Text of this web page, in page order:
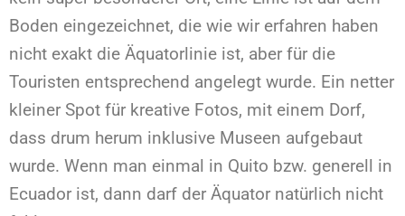
Boden eingezeichnet, die wie wir erfahren haben
nicht exakt die Äquatorlinie ist, aber für die
Touristen entsprechend angelegt wurde. Ein netter
kleiner Spot für kreative Fotos, mit einem Dorf,
dass drum herum inklusive Museen aufgebaut
wurde. Wenn man einmal in Quito bzw. generell in
Ecuador ist, dann darf der Äquator natürlich nicht